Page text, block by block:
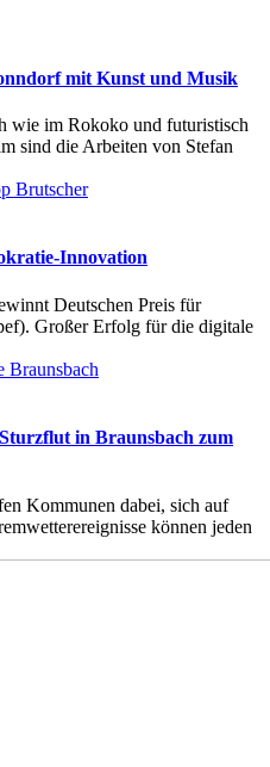
mit Kunst und Musik
wie im Rokoko und futuristisch
sind die Arbeiten von Stefan
Innovation
Deutschen Preis für
Großer Erfolg für die digitale
in Braunsbach zum
Kommunen dabei, sich auf
können jeden